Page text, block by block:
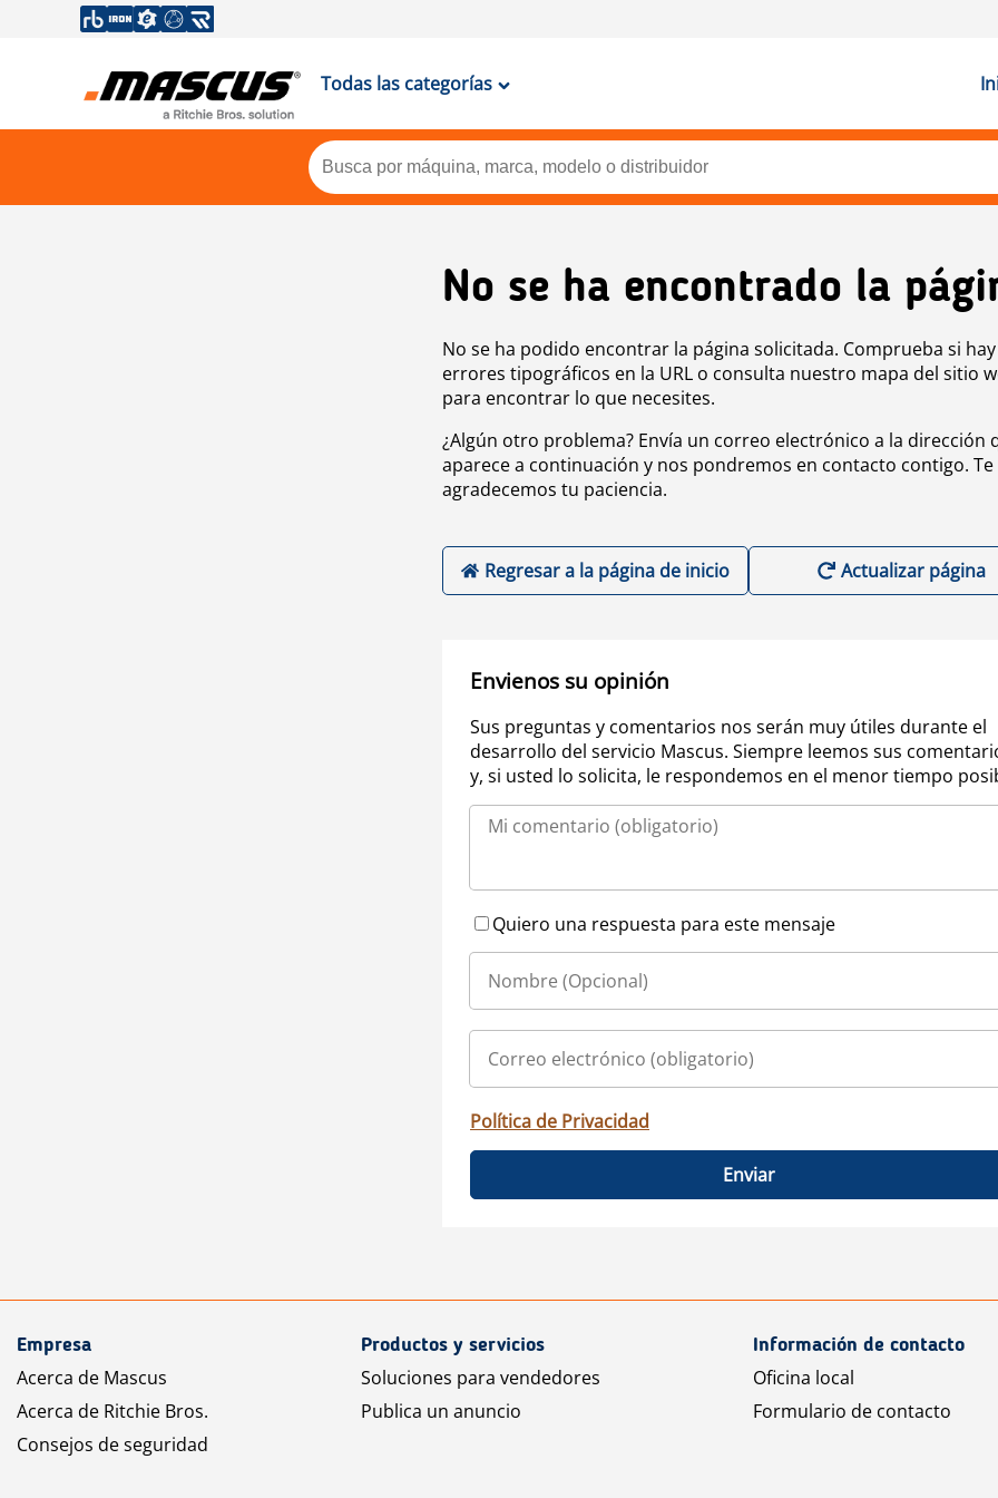
Todas las categorías
No se ha encontrado la
No se ha podido encontrar la página solicitada. Comprueba si hay
errores tipográficos en la URL o consulta nuestro mapa del sitio
para encontrar lo que necesites.
¿Algún otro problema? Envía un correo electrónico a la dirección
aparece a continuación y nos pondremos en contacto contigo. Te
agradecemos tu paciencia.
Regresar a la página de inicio Actualizar página
Envienos su opinión
Sus preguntas y comentarios nos serán muy útiles durante el
desarrollo del servicio Mascus. Siempre leemos sus
y, si usted lo solicita, le respondemos en el menor tiempo
Quiero una respuesta para este mensaje
Política de Privacidad
Enviar
Empresa
Acerca de Mascus
Acerca de Ritchie Bros.
Consejos de seguridad
Productos y servicios
Soluciones para vendedores
Publica un anuncio
Información de contacto
Oficina local
Formulario de contacto